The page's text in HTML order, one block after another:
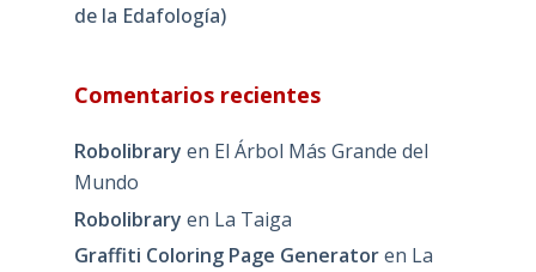
de la Edafología)
Comentarios recientes
Robolibrary en El Árbol Más Grande del
Mundo
Robolibrary en La Taiga
Graffiti Coloring Page Generatoren La